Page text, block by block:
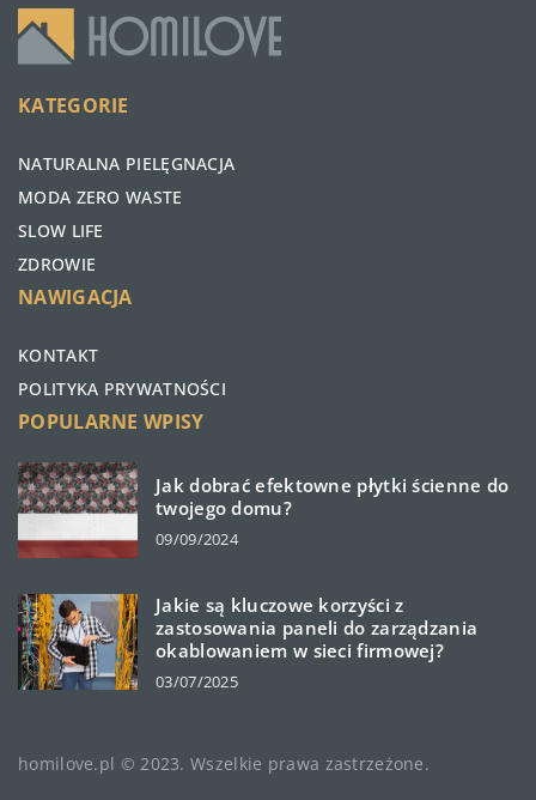
KATEGORIE
NATURALNA PIELĘGNACJA
MODA ZERO WASTE
SLOW LIFE
ZDROWIE
NAWIGACJA
KONTAKT
POLITYKA PRYWATNOŚCI
POPULARNE WPISY
Jak dobrać efektowne płytki ścienne do
twojego domu?
09/09/2024
Jakie są kluczowe korzyści z
zastosowania paneli do zarządzania
okablowaniem w sieci firmowej?
03/07/2025
homilove.pl © 2023. Wszelkie prawa zastrzeżone.